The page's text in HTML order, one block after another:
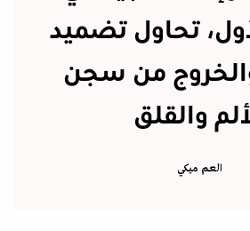
تحاول تضميد
من سجن
والقلق
العم ميكي